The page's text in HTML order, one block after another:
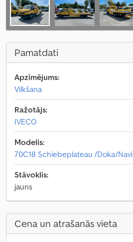
Pamatdati
Apzīmējums:
Vilkšana
Ražotājs:
IVECO
Modelis:
70C18 Schiebeplateau /Doka/Navi
Stāvoklis:
jauns
Cena un atrašanās vieta